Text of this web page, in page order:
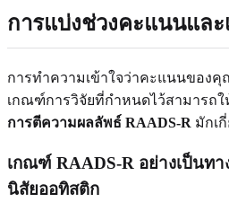
การแบ่งช่วงคะแนนแล
การทำความเข้าใจว่าคะแนนของคุ
เกณฑ์การวิจัยที่กำหนดไว้สามารถ
การตีความผลลัพธ์ RAADS-R มักเ
เกณฑ์ RAADS-R อย่างเป็นท
นิสัยออทิสติก